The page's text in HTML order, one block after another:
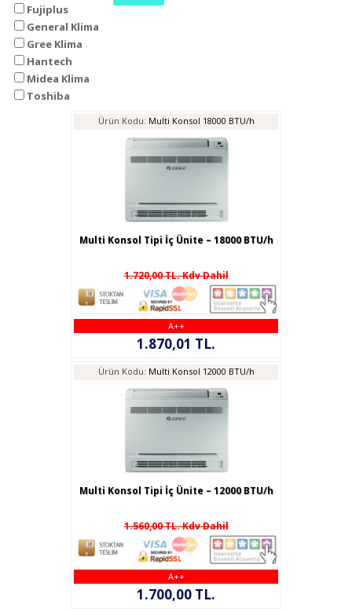
Fujiplus
General Klima
Gree Klima
Hantech
Midea Klima
Toshiba
Ürün Kodu: Multi Konsol 18000 BTU/h
Multi Konsol Tipi İç Ünite – 18000 BTU/h
1.720,00 TL. Kdv Dahil
A++
1.870,01 TL.
Ürün Kodu: Multi Konsol 12000 BTU/h
Multi Konsol Tipi İç Ünite – 12000 BTU/h
1.560,00 TL. Kdv Dahil
A++
1.700,00 TL.